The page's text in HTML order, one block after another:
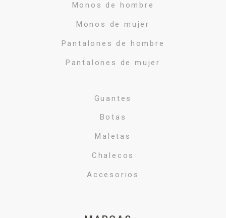
Monos de hombre
Monos de mujer
Pantalones de hombre
Pantalones de mujer
Guantes
Botas
Maletas
Chalecos
Accesorios